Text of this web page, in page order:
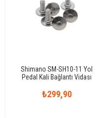
Shimano SM-SH10-11 Yol
Pedal Kali Bağlantı Vidası
₺299,90